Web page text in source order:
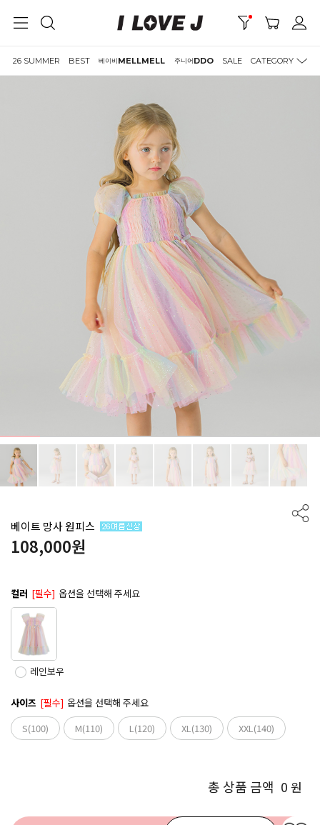
26 SUMMER BEST 베이비MELLMELL 주니어DDO SALE CATEGORY
베이트 망사 원피스
108,000원
컬러 [필수] 옵션을 선택해 주세요
레인보우
사이즈 [필수] 옵션을 선택해 주세요
S(100)
M(110) L(120) XL(130) XXL(140)
총 상품 금액 0 원